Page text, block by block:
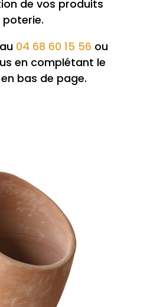
de vos produits
poterie.
04 68 60 15 56 ou
en complétant le
bas de page.